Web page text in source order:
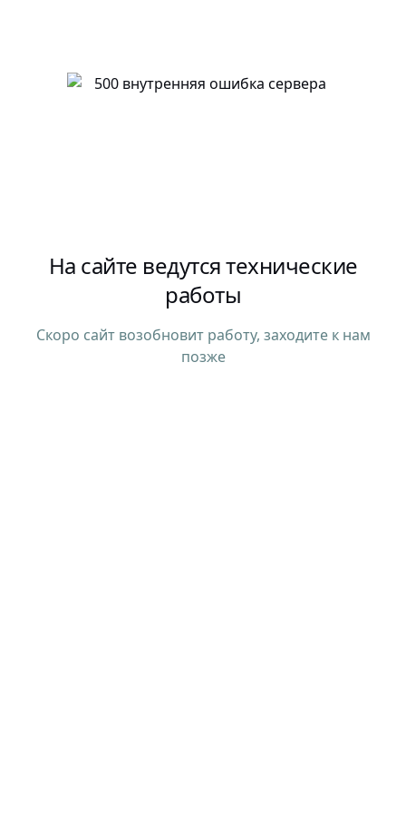
На сайте ведутся технические
работы
Скоро сайт возобновит работу, заходите к нам
позже